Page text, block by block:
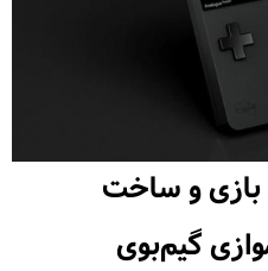
بازی و ساخت
گیم‌بوی